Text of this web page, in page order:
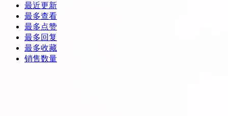
最近更新
最多查看
最多点赞
最多回复
最多收藏
销售数量